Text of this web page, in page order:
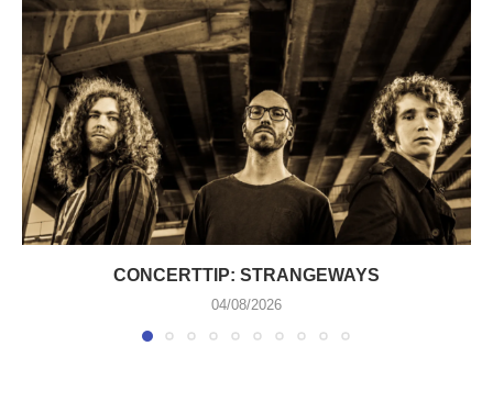
CONCERTTIP: STRANGEWAYS
04/08/2026